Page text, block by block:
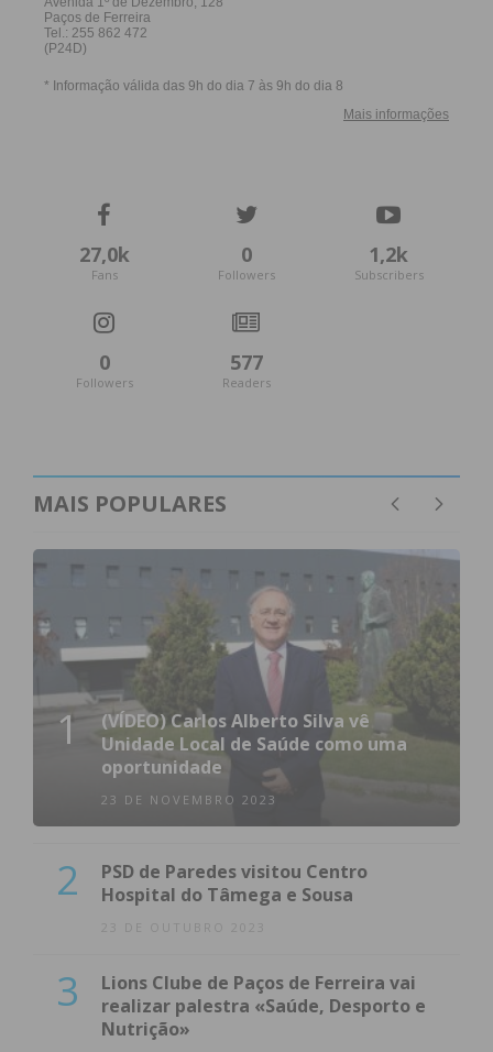
27,0k
Fans
0
Followers
1,2k
Subscribers
0
Followers
577
Readers
MAIS POPULARES
1
(VÍDEO) Carlos Alberto Silva vê
Unidade Local de Saúde como uma
oportunidade
23 DE NOVEMBRO 2023
2
PSD de Paredes visitou Centro
Hospital do Tâmega e Sousa
23 DE OUTUBRO 2023
3
Lions Clube de Paços de Ferreira vai
realizar palestra «Saúde, Desporto e
Nutrição»